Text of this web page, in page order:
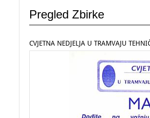
Pregled Zbirke
CVJETNA NEDJELJA U TRAMVAJU